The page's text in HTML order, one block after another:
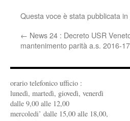
Questa voce è stata pubblicata in
← News 24 : Decreto USR
mantenimento parità a.s. 2016-17
orario telefonico ufficio :
lunedì, martedì, giovedì, venerdì
dalle 9,00 alle 12,00
mercoledi’ dalle 15,00 alle 18,00,